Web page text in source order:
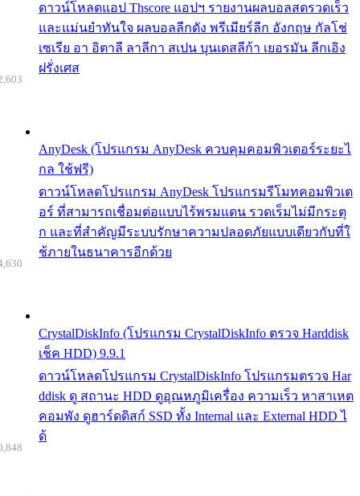
ดาวน์โหลดแอป Thscore แอปฯ รายงานผลบอลสดรวดเร็ว
และแม่นยำทันใจ ผลบอลลีกดัง พรีเมียร์ลีก อังกฤษ กัลโช่
เซเรีย อา อิตาลี ลาลีกา สเปน บุนเดสลีก้า เยอรมัน ลีกเอิง
ฝรั่งเศส
AnyDesk (โปรแกรม AnyDesk ควบคุมคอมพิวเตอร์ระยะไ
กล ใช้ฟรี)
ดาวน์โหลดโปรแกรม AnyDesk โปรแกรมรีโมทคอมพิวเต
อร์ ที่สามารถเชื่อมต่อแบบไร้พรมแดน รวดเร็มไม่มีกระตุ
ก และที่สำคัญมีระบบรักษาความปลอดภัยแบบเดียวกับที่ใ
ช้ภายในธนาคารอีกด้วย
CrystalDiskInfo (โปรแกรม CrystalDiskInfo ตรวจ Harddisk
เช็ค HDD) 9.9.1
ดาวน์โหลดโปรแกรม CrystalDiskInfo โปรแกรมตรวจ Har
ddisk ดู สถานะ HDD ดูอุณหภูมิเครื่อง ความเร็ว หาสาเหต
คอมพัง ดูฮาร์ดดิสก์ SSD ทั้ง Internal และ External HDD ไ
ด้